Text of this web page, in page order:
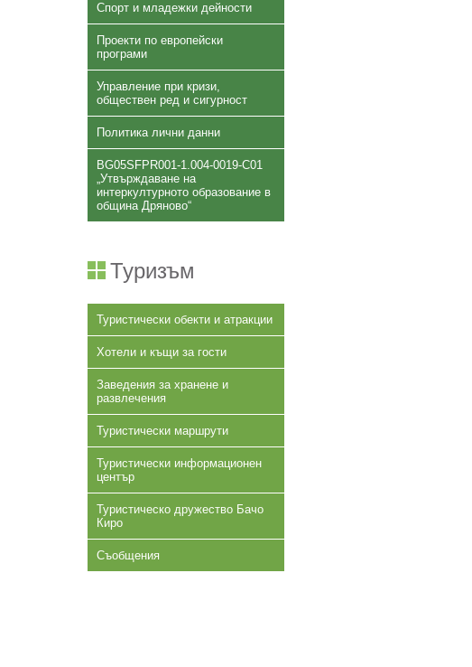
Спорт и младежки дейности
Проекти по европейски
програми
Управление при кризи,
обществен ред и сигурност
Политика лични данни
BG05SFPR001-1.004-0019-C01
„Утвърждаване на
интеркултурното образование в
община Дряново“
Туризъм
Туристически обекти и атракции
Хотели и къщи за гости
Заведения за хранене и
развлечения
Туристически маршрути
Туристически информационен
център
Туристическо дружество Бачо
Киро
Съобщения